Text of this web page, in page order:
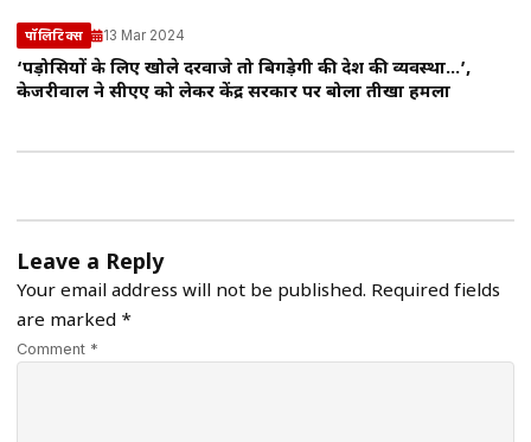
पॉलिटिक्स 13 Mar 2024
‘पड़ोसियों के लिए खोले दरवाजे तो बिगड़ेगी की देश की व्यवस्था…’,
केजरीवाल ने सीएए को लेकर केंद्र सरकार पर बोला तीखा हमला
Leave a Reply
Your email address will not be published. Required fields
are marked *
Comment *